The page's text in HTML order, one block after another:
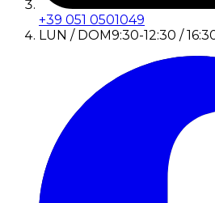
+39 051 0501049
LUN / DOM9:30-12:30 /